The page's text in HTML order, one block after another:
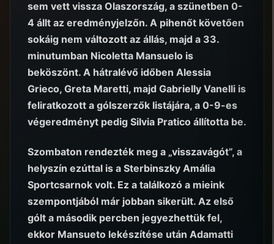
sem vett vissza Olaszország, a szünetben 0-
4 állt az eredményjelzőn. A pihenőt követően
sokáig nem változott az állás, majd a 33.
minutumban Nicoletta Mansuelo is
beköszönt. A hátralévő időben Alessia
Grieco, Greta Maretti, majd Gabrielly Vanelli is
feliratkozott a gólszerzők listájára, a 0-9-es
végeredményt pedig Silvia Pratico állította be.
Szombaton rendezték meg a „visszavágót”, a
helyszín ezúttal is a Sterbinszky Amália
Sportcsarnok volt. Ez a találkozó a mieink
szempontjából már jobban sikerült. Az első
gólt a második percben jegyezhettük fel,
ekkor Mansueto lekészítése után Adamatti